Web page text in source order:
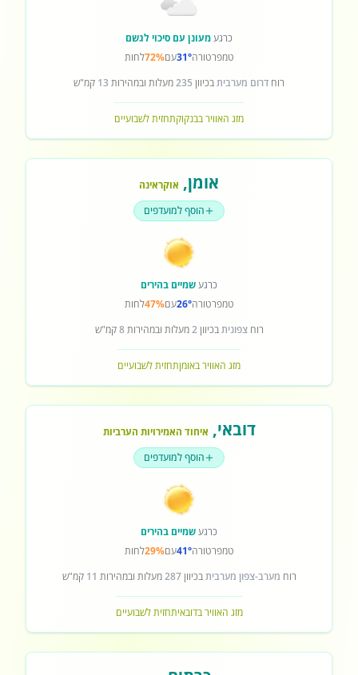
כרגעמעונן עם סיכוי לגשם
טמפרטורה31°עם72%לחות
רוח דרום מערביתבכיוון 235מעלות ובמהירות 13 קמ"ש
מזג האוויר בבנקוקתחזית לשבועיים
אומן, אוקראינה
הוסף למועדפים
כרגעשמיים בהירים
טמפרטורה26°עם47%לחות
רוחצפוניתבכיוון2מעלות ובמהירות8קמ"ש
מזג האוויר באומןתחזית לשבועיים
דובאי, איחוד האמירויות הערביות
הוסף למועדפים
כרגעשמיים בהירים
טמפרטורה41°עם29%לחות
רוח מערב-צפון מערביתבכיוון287מעלות ובמהירות 11 קמ"ש
מזג האוויר בדובאיתחזית לשבועיים